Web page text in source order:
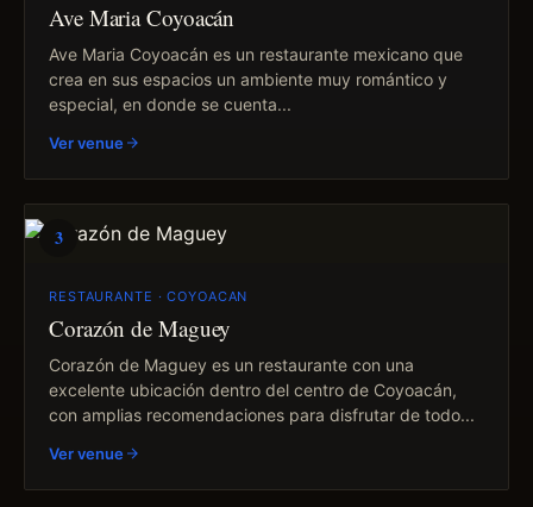
Ave Maria Coyoacán
Ave Maria Coyoacán es un restaurante mexicano que
crea en sus espacios un ambiente muy romántico y
especial, en donde se cuenta...
Ver venue
3
RESTAURANTE · COYOACAN
Corazón de Maguey
Corazón de Maguey es un restaurante con una
excelente ubicación dentro del centro de Coyoacán,
con amplias recomendaciones para disfrutar de todo...
Ver venue